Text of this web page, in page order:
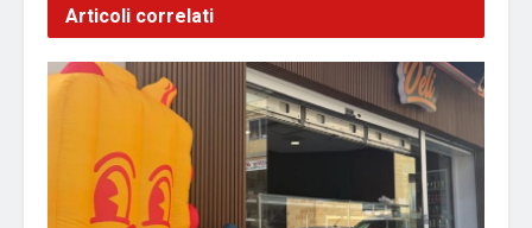
Articoli correlati